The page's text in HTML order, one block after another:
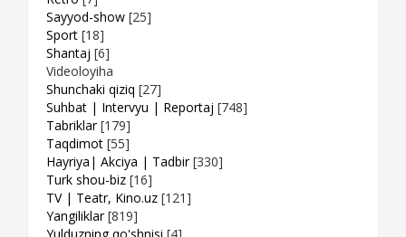
Sayyod-show [25]
Sport [18]
Shantaj [6]
Videoloyiha
Shunchaki qiziq [27]
Suhbat | Intervyu | Reportaj [748]
Tabriklar [179]
Taqdimot [55]
Hayriya| Akciya | Tadbir [330]
Turk shou-biz [16]
TV | Teatr, Kino.uz [121]
Yangiliklar [819]
Yulduzning qo'shnisi [4]